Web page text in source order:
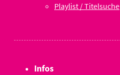
Playlist / Titelsuche
Infos